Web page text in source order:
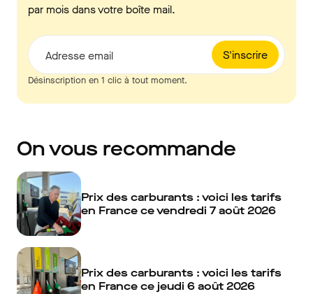
par mois dans votre boîte mail.
S'inscrire
Adresse email
Désinscription en 1 clic à tout moment.
On vous recommande
Prix des carburants : voici les tarifs
en France ce vendredi 7 août 2026
Prix des carburants : voici les tarifs
en France ce jeudi 6 août 2026